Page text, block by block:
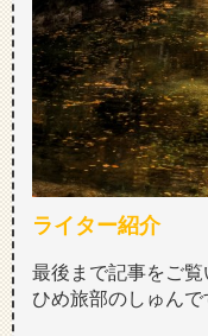
ライター紹介
最後まで記事をご覧
ひめ旅部のしゅんで